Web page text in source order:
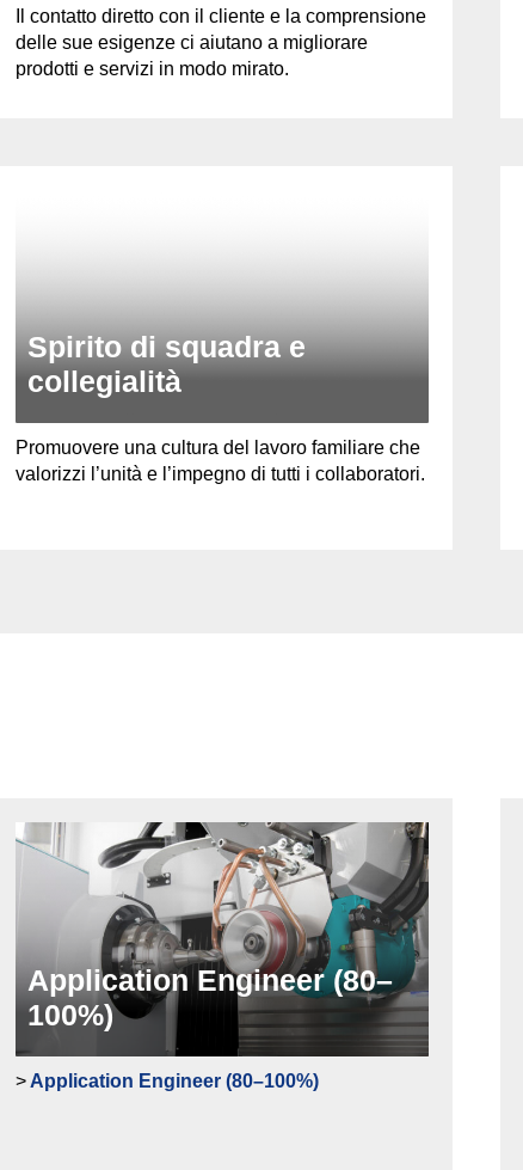
Il contatto diretto con il cliente e la comprensione
delle sue esigenze ci aiutano a migliorare
prodotti e servizi in modo mirato.
Spirito di squadra e
collegialità
Promuovere una cultura del lavoro familiare che
valorizzi l’unità e l’impegno di tutti i collaboratori.
Application Engineer (80–
100%)
> Application Engineer (80–100%)